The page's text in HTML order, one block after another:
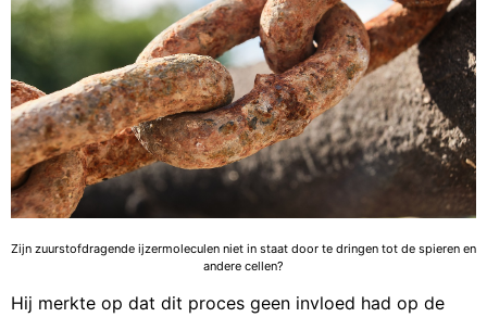
Zijn zuurstofdragende ijzermoleculen niet in staat door te dringen tot de spieren en
andere cellen?
Hij merkte op dat dit proces geen invloed had op de